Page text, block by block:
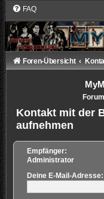
FAQ
Foren-Übersicht
Kontakt mit der
aufnehmen
Empfänger:
Administrator
Deine E-Mail-Adresse: